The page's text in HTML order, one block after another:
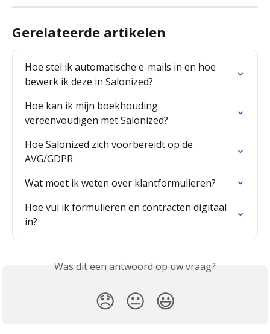
Gerelateerde artikelen
Hoe stel ik automatische e-mails in en hoe
bewerk ik deze in Salonized?
Hoe kan ik mijn boekhouding
vereenvoudigen met Salonized?
Hoe Salonized zich voorbereidt op de
AVG/GDPR
Wat moet ik weten over klantformulieren?
Hoe vul ik formulieren en contracten digitaal
in?
Was dit een antwoord op uw vraag?
😞 😐 😃